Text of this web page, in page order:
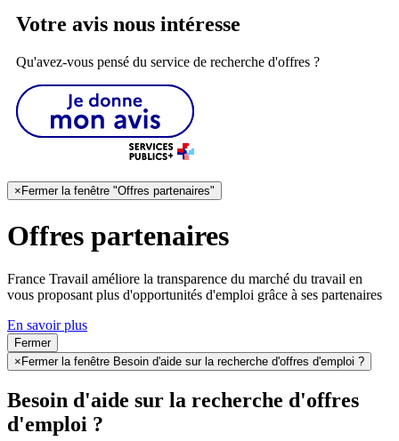
Votre avis nous intéresse
Qu'avez-vous pensé du service de recherche d'offres ?
× Fermer la fenêtre "Offres partenaires"
Offres partenaires
France Travail améliore la transparence du marché du travail en
vous proposant plus d'opportunités d'emploi grâce à ses partenaires
En savoir plus
Fermer
× Fermer la fenêtre Besoin d'aide sur la recherche d'offres d'emploi ?
Besoin d'aide sur la recherche d'offres
d'emploi ?